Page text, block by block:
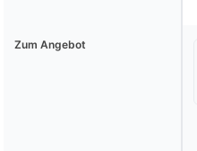
Zum Angebot